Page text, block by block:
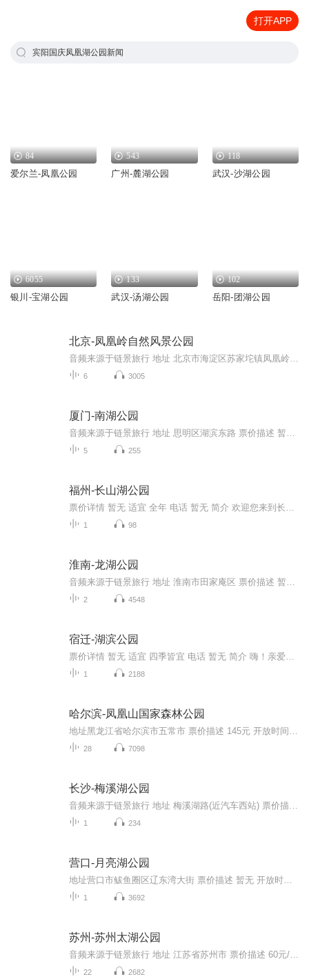
打开APP
宾阳国庆凤凰湖公园新闻
84
爱尔兰-凤凰公园
543
广州-麓湖公园
118
武汉-沙湖公园
6055
银川-宝湖公园
133
武汉-汤湖公园
102
岳阳-团湖公园
北京-凤凰岭自然风景公园
6 3005
厦门-南湖公园
5 255
福州-长山湖公园
1 98
淮南-龙湖公园
2 4548
宿迁-湖滨公园
1 2188
哈尔滨-凤凰山国家森林公园
28 7098
长沙-梅溪湖公园
1 234
营口-月亮湖公园
1 3692
苏州-苏州太湖公园
22 2682